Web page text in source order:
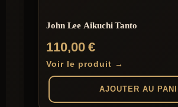
John Lee Aikuchi Tanto
110,00€
Voir le produit →
AJOUTER AU